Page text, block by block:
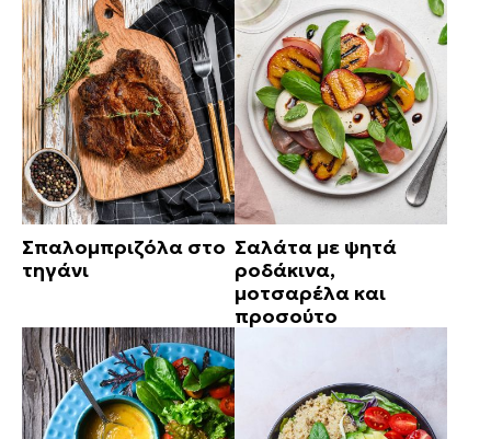
Σπαλομπριζόλα στο
τηγάνι
Σαλάτα με ψητά
ροδάκινα,
μοτσαρέλα και
προσούτο